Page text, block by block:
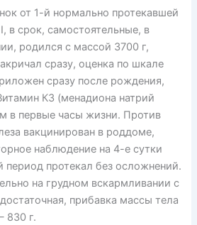
от 1-й нормально протекавшей
в срок, самостоятельные, в
родился с массой 3700 г,
сразу, оценка по шкале
сразу после рождения,
К3 (менадиона натрий
в первые часы жизни. Против
вакцинирован в роддоме,
наблюдение на 4-е сутки
период протекал без осложнений.
на грудном вскармливании с
прибавка массы тела
830 г.